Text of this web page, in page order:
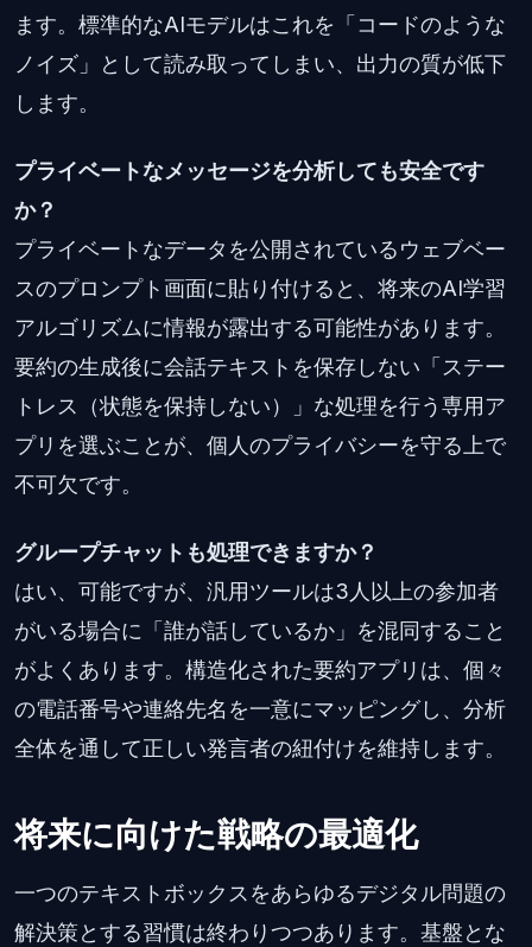
ます。標準的なAIモデルはこれを「コードのような
ノイズ」として読み取ってしまい、出力の質が低下
します。
プライベートなメッセージを分析しても安全です
か？
プライベートなデータを公開されているウェブベー
スのプロンプト画面に貼り付けると、将来のAI学習
アルゴリズムに情報が露出する可能性があります。
要約の生成後に会話テキストを保存しない「ステー
トレス（状態を保持しない）」な処理を行う専用ア
プリを選ぶことが、個人のプライバシーを守る上で
不可欠です。
グループチャットも処理できますか？
はい、可能ですが、汎用ツールは3人以上の参加者
がいる場合に「誰が話しているか」を混同すること
がよくあります。構造化された要約アプリは、個々
の電話番号や連絡先名を一意にマッピングし、分析
全体を通して正しい発言者の紐付けを維持します。
将来に向けた戦略の最適化
一つのテキストボックスをあらゆるデジタル問題の
解決策とする習慣は終わりつつあります。基盤とな